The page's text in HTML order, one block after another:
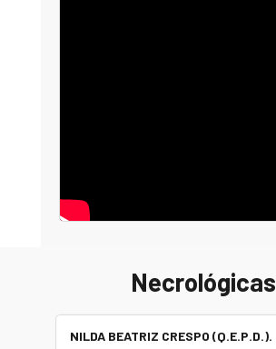
Necrológicas
NILDA BEATRIZ CRESPO (Q.E.P.D.).